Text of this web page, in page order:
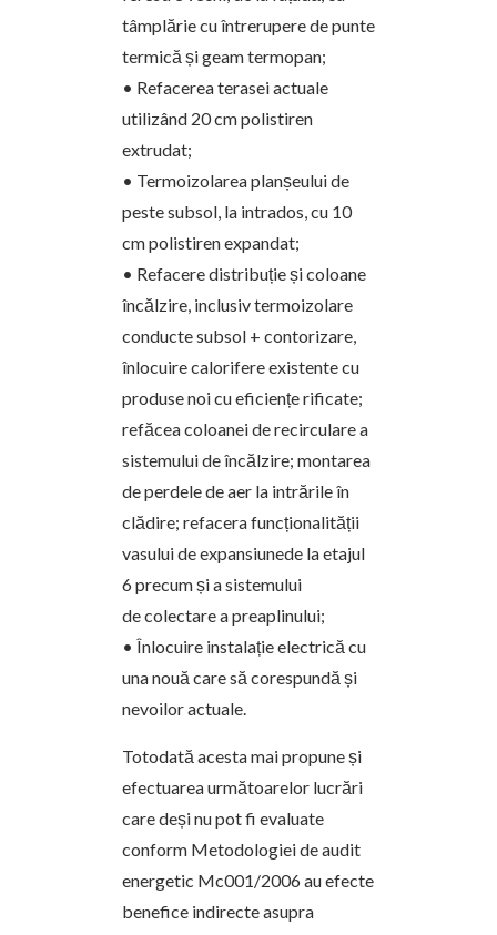
tâmplărie cu întrerupere de punte
termică și geam termopan;
• Refacerea terasei actuale
utilizând 20 cm polistiren
extrudat;
• Termoizolarea planșeului de
peste subsol, la intrados, cu 10
cm polistiren expandat;
• Refacere distribuție și coloane
încălzire, inclusiv termoizolare
conducte subsol + contorizare,
înlocuire calorifere existente cu
produse noi cu eficiențe rificate;
refăcea coloanei de recirculare a
sistemului de încălzire; montarea
de perdele de aer la intrările în
clădire; refacera funcționalității
vasului de expansiunede la etajul
6 precum și a sistemului
de colectare a preaplinului;
• Înlocuire instalație electrică cu
una nouă care să corespundă și
nevoilor actuale.
Totodată acesta mai propune și
efectuarea următoarelor lucrări
care deși nu pot fi evaluate
conform Metodologiei de audit
energetic Mc001/2006 au efecte
benefice indirecte asupra